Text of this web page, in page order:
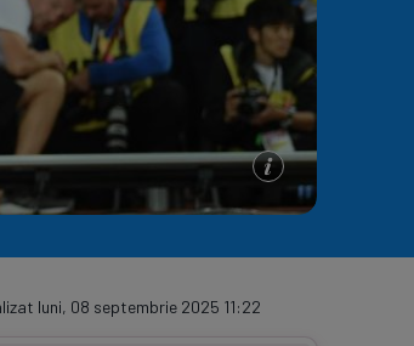
luni, 08 septembrie 2025 11:22